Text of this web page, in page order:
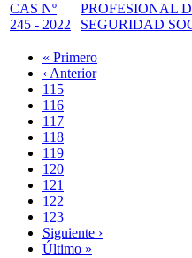
CAS Nº
245 - 2022
PROFESIONAL
SEGURIDAD
Paginación
Primera
página
« Primero
Página
anterior
‹ Anterior
Page
115
Page
116
Page
117
Page
118
Página
actual
119
Page
120
Page
121
Page
122
Page
123
Siguiente
página
Siguiente ›
Última
Último »